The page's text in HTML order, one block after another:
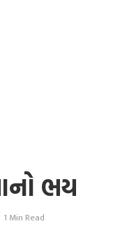
ભય
1 Min Read